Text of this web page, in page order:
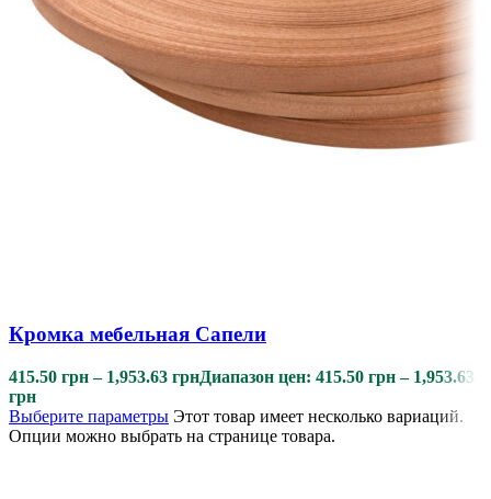
Кромка мебельная Сапели
415.50 грн – 1,953.63 грнДиапазон цен: 415.50 грн – 1,953.63
грн
Выберите параметры Этот товар имеет несколько вариаций.
Опции можно выбрать на странице товара.